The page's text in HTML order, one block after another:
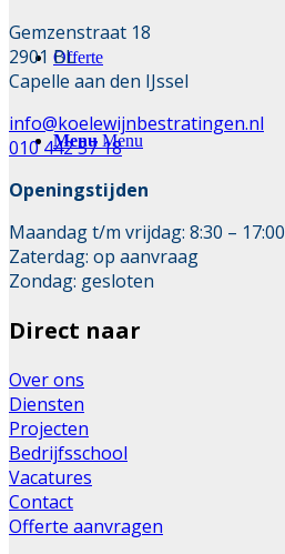
Offerte
Menu Menu
Gemzenstraat 18
2901 BL
Capelle aan den IJssel
info@koelewijnbestratingen.nl
010 442 57 18
Openingstijden
Maandag t/m vrijdag: 8:30 – 17:00
Zaterdag: op aanvraag
Zondag: gesloten
Direct naar
Over ons
Diensten
Projecten
Bedrijfsschool
Vacatures
Contact
Offerte aanvragen